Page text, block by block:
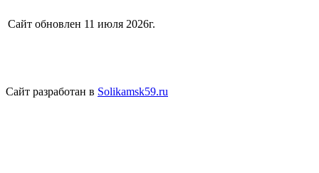
Сайт обновлен 11 июля 2026г.
Сайт разработан в Solikamsk59.ru